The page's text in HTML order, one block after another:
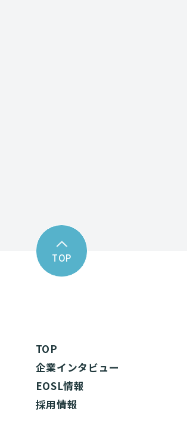
TOP
TOP
企業インタビュー
EOSL情報
採用情報